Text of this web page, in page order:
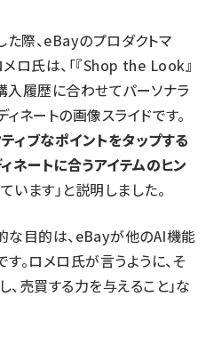
際、eBayのプロダクトマ
ロ氏は、「『Shop the Look』
入履歴に合わせてパーソナラ
ネートの画像スライドです。
ィブなポイントをタップする
ネートに合うアイテムのヒン
います」と説明しました。
な目的は、eBayが他のAI機能
。ロメロ氏が言うように、そ
売買する力を与えること」な